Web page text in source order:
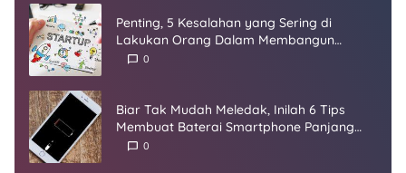
Penting, 5 Kesalahan yang Sering di
Lakukan Orang Dalam Membangun
Startup
0
Biar Tak Mudah Meledak, Inilah 6 Tips
Membuat Baterai Smartphone Panjang
Umur
0